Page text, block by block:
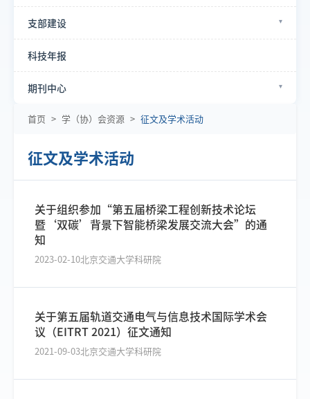
支部建设
科技年报
期刊中心
首页 > 学（协）会资源 > 征文及学术活动
征文及学术活动
关于组织参加“第五届桥梁工程创新技术论坛
暨‘双碳’背景下智能桥梁发展交流大会”的通
知
2023-02-10北京交通大学科研院
关于第五届轨道交通电气与信息技术国际学术会
议（EITRT 2021）征文通知
2021-09-03北京交通大学科研院